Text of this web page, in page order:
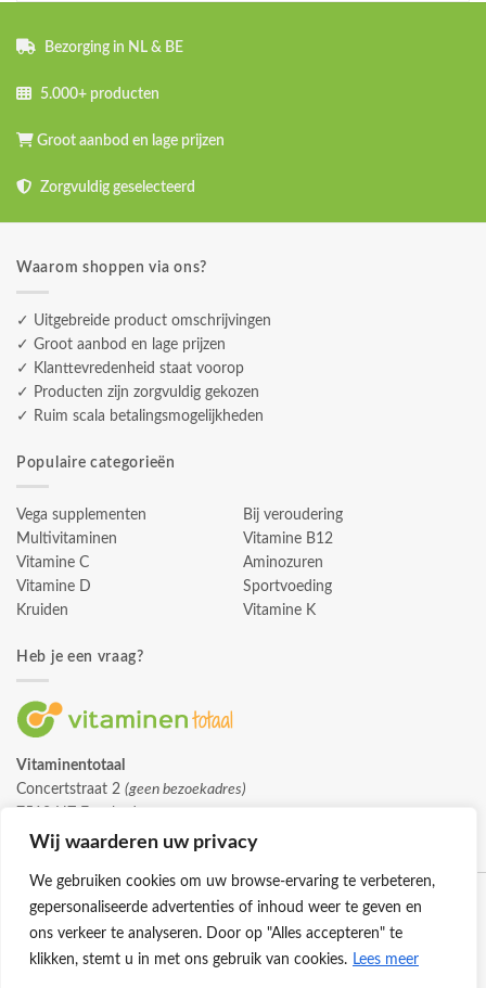
Wij waarderen uw privacy
We gebruiken cookies om uw browse-ervaring te verbeteren,
gepersonaliseerde advertenties of inhoud weer te geven en
ons verkeer te analyseren. Door op "Alles accepteren" te
klikken, stemt u in met ons gebruik van cookies. Lees meer
Bezorging in NL & BE
5.000+ producten
Groot aanbod en lage prijzen
Zorgvuldig geselecteerd
Waarom shoppen via ons?
✓ Uitgebreide product omschrijvingen
✓ Groot aanbod en lage prijzen
✓ Klanttevredenheid staat voorop
✓ Producten zijn zorgvuldig gekozen
✓ Ruim scala betalingsmogelijkheden
Populaire categorieën
Vega supplementen
Multivitaminen
Vitamine C
Vitamine D
Kruiden
Bij veroudering
Vitamine B12
Aminozuren
Sportvoeding
Vitamine K
Heb je een vraag?
Vitaminentotaal
Concertstraat 2 (geen bezoekadres)
info@vitaminentotaal.nl